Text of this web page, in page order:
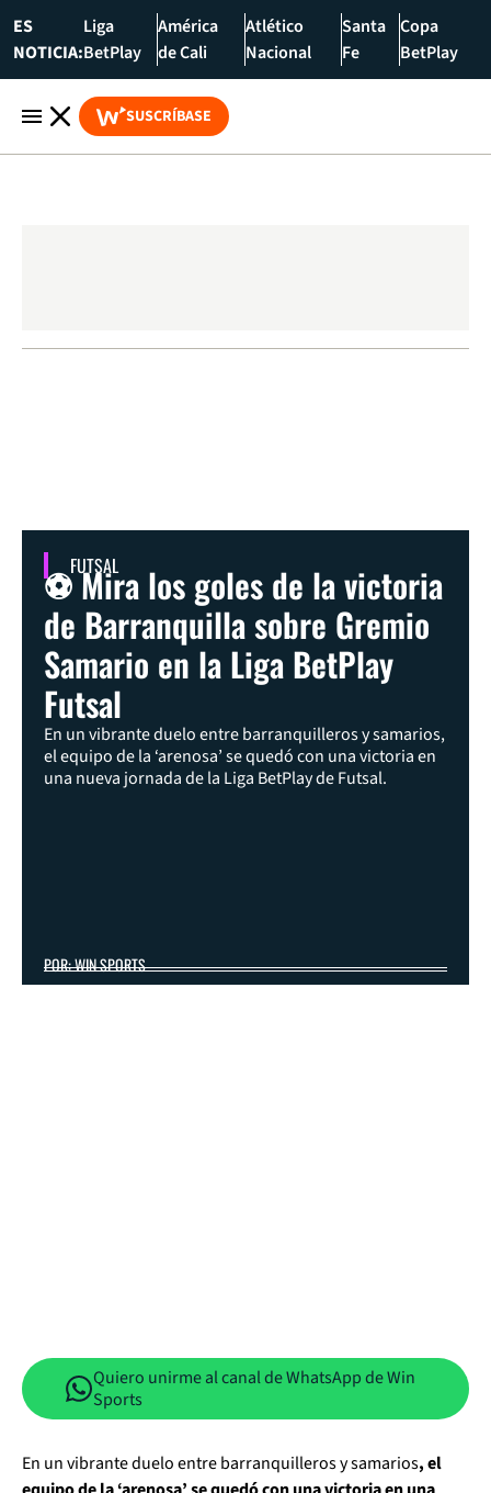
ES
NOTICIA:
Liga
BetPlay
América
de Cali
Atlético
Nacional
Santa
Fe
Copa
BetPlay
SUSCRÍBASE
FUTSAL
⚽ Mira los goles de la victoria
de Barranquilla sobre Gremio
Samario en la Liga BetPlay
Futsal
En un vibrante duelo entre barranquilleros y samarios,
el equipo de la ‘arenosa’ se quedó con una victoria en
una nueva jornada de la Liga BetPlay de Futsal.
POR: WIN SPORTS
Quiero unirme al canal de WhatsApp de Win
Sports
En un vibrante duelo entre barranquilleros y samarios, el